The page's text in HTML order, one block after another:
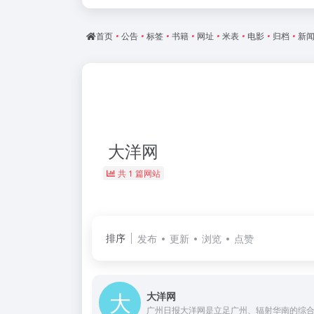
首页 • 公告 • 标签 • 书籍 • 网址 • 米表 • 电影 • 归档 • 新闻
大洋网
共 1 篇网站
排序 发布 更新 浏览 点赞
大洋网